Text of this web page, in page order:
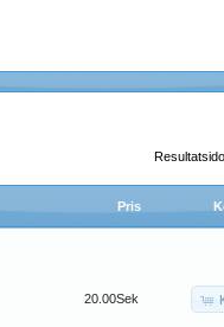
Pris
20.00Sek